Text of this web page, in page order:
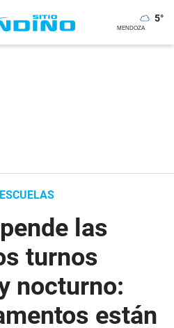
5°
las
turnos
nocturno:
están